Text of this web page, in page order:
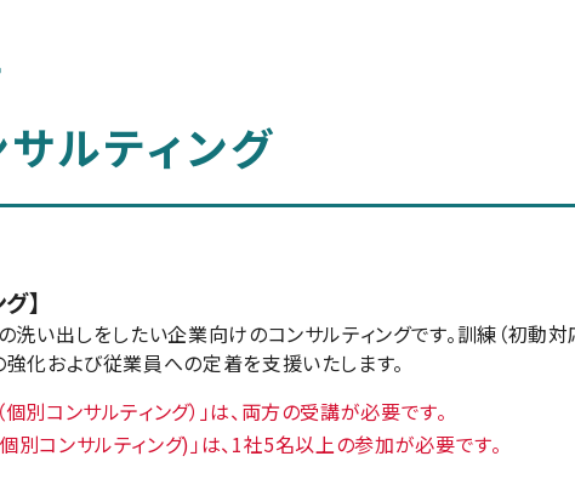
ルティング
】
い出しをしたい企業向けのコンサルティングです。訓練（初動対
化および従業員への定着を支援いたします。
別コンサルティング）」は、両方の受講が必要です。
別コンサルティング)」は、1社5名以上の参加が必要です。